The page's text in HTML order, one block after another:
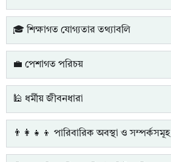
🎓 শিক্ষাগত যোগ্যতার তথ্যাবলি
💼 পেশাগত পরিচয়
🕌 ধর্মীয় জীবনধারা
👨‍👩‍👧‍👦 পারিবারিক অবস্থা ও সম্পর্কসমূহ